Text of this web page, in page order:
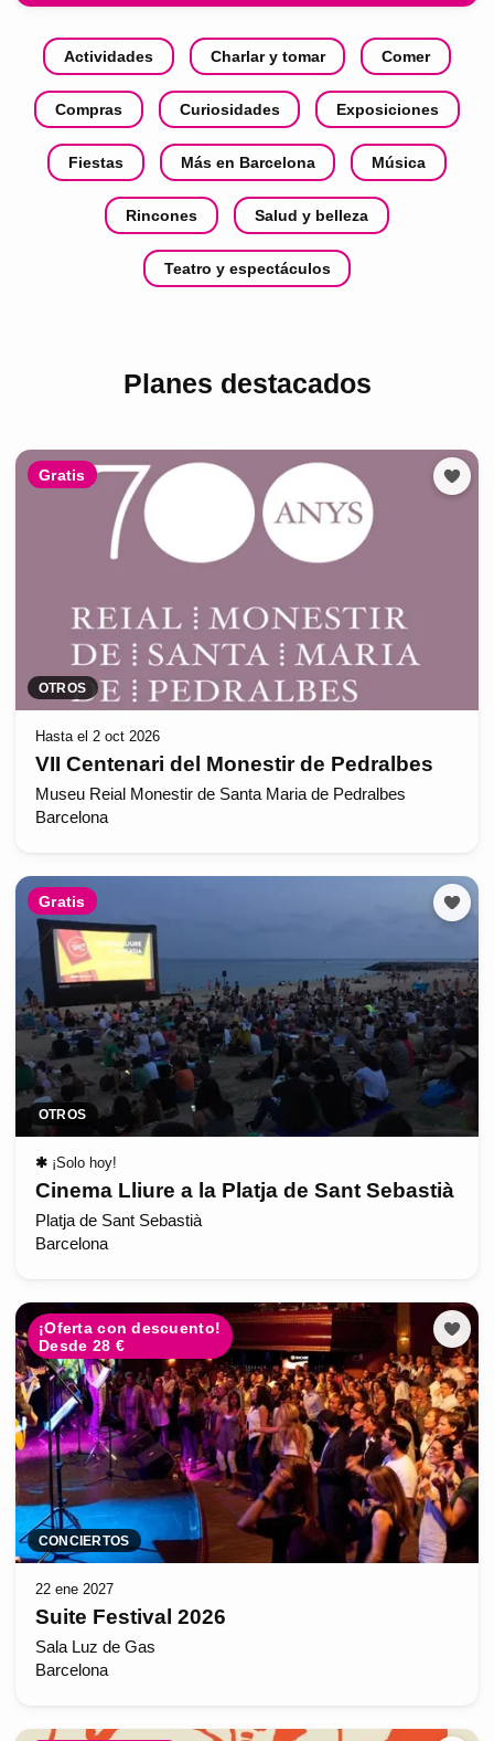
Actividades Charlar y tomar Comer
Compras Curiosidades Exposiciones
Fiestas Más en Barcelona Música
Rincones Salud y belleza
Teatro y espectáculos
Planes destacados
Gratis
OTROS
Hasta el 2 oct 2026
VII Centenari del Monestir de Pedralbes
Museu Reial Monestir de Santa Maria de Pedralbes
Barcelona
Gratis
OTROS
✱ ¡Solo hoy!
Cinema Lliure a la Platja de Sant Sebastià
Platja de Sant Sebastià
Barcelona
¡Oferta con descuento!
Desde 28 €
CONCIERTOS
22 ene 2027
Suite Festival 2026
Sala Luz de Gas
Barcelona